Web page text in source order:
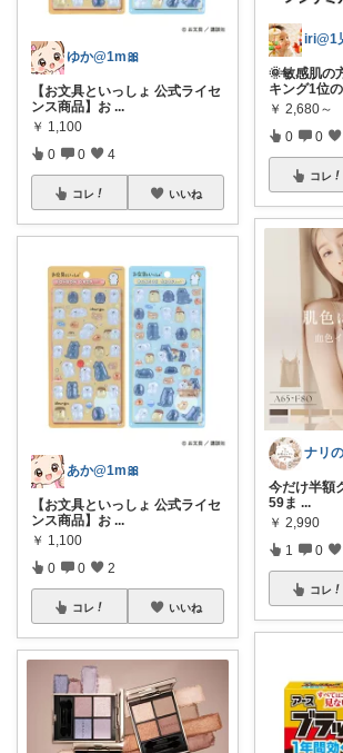
ゆか@1m🎀
【お文具といっしょ 公式ライセ
ンス商品】お ...
￥ 1,100
0 0 4
コレ いいね
あか@1m🎀
【お文具といっしょ 公式ライセ
ンス商品】お ...
￥ 1,100
0 0 2
コレ いいね
iri@1
🌞敏感肌の
キング1位
￥ 2,680～
0 0
コレ
今だけ半額
59ま ...
￥ 2,990
1 0
コレ